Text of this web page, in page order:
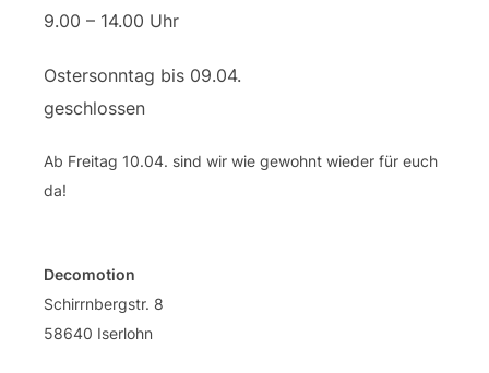
9.00 – 14.00 Uhr
Ostersonntag bis 09.04.
geschlossen
Ab Freitag 10.04. sind wir wie gewohnt wieder für euch
da!
Decomotion
Schirrnbergstr. 8
58640 Iserlohn